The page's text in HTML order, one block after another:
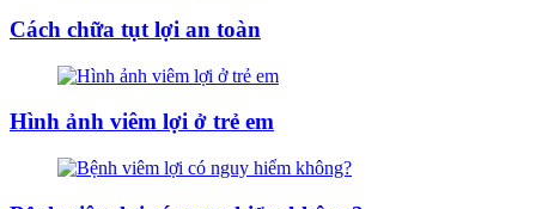
Cách chữa tụt lợi an toàn
Hình ảnh viêm lợi ở trẻ em